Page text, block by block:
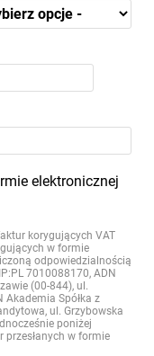
elektronicznej
korygujących VAT
w formie
odpowiedzialnością
7010088170, ADN
(00-844), ul.
Akademia Spółka z
ul. Grzybowska
poniżej
w formie